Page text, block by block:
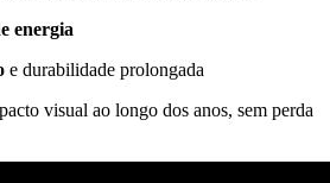
energia
e durabilidade prolongada
visual ao longo dos anos, sem perda